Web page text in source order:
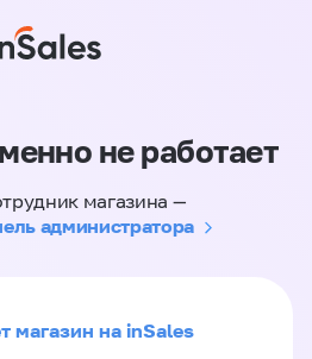
не работает
магазина —
администратора
магазин на inSales